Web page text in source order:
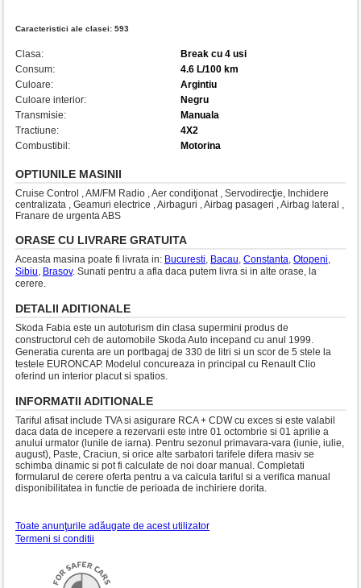
Caracteristici ale clasei: 593
Clasa:
Break cu 4 usi
Consum:
4.6 L/100 km
Culoare:
Argintiu
Culoare interior:
Negru
Transmisie:
Manuala
Tractiune:
4X2
Combustibil:
Motorina
OPTIUNILE MASINII
Cruise Control , AM/FM Radio , Aer condiţionat , Servodirecţie, Inchidere
centralizata , Geamuri electrice , Airbaguri , Airbag pasageri , Airbag lateral ,
Franare de urgenta ABS
ORASE CU LIVRARE GRATUITA
Aceasta masina poate fi livrata in: Bucuresti, Bacau, Constanta, Otopeni,
Sibiu, Brasov. Sunati pentru a afla daca putem livra si in alte orase, la
cerere.
DETALII ADITIONALE
Skoda Fabia este un autoturism din clasa supermini produs de
constructorul ceh de automobile Skoda Auto incepand cu anul 1999.
Generatia curenta are un portbagaj de 330 de litri si un scor de 5 stele la
testele EURONCAP. Modelul concureaza in principal cu Renault Clio
oferind un interior placut si spatios.
INFORMATII ADITIONALE
Tariful afisat include TVA si asigurare RCA + CDW cu exces si este valabil
daca data de incepere a rezervarii este intre 01 octombrie si 01 aprilie a
anului urmator (lunile de iarna). Pentru sezonul primavara-vara (iunie, iulie,
august), Paste, Craciun, si orice alte sarbatori tarifele difera masiv se
schimba dinamic si pot fi calculate de noi doar manual. Completati
formularul de cerere oferta pentru a va calcula tariful si a verifica manual
disponibilitatea in functie de perioada de inchiriere dorita.
Toate anunţurile adăugate de acest utilizator
Termeni si conditii